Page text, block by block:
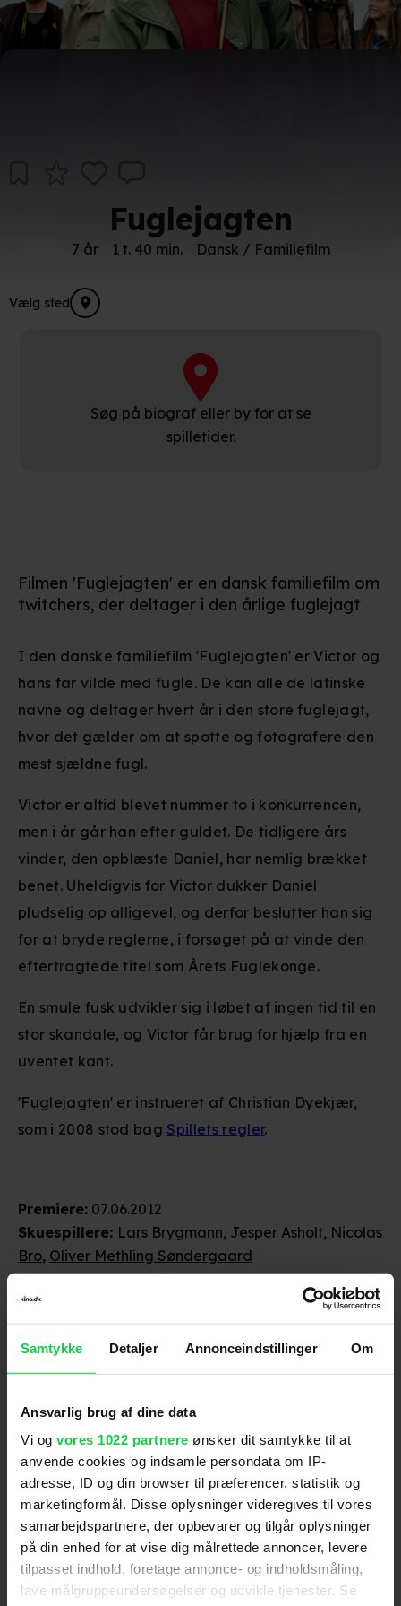
Samtykke Detaljer Annonceindstillinger Om
Ansvarlig brug af dine data
Vi og vores 1022 partnere ønsker dit samtykke til at
anvende cookies og indsamle persondata om IP-
adresse, ID og din browser til præferencer, statistik og
marketingformål. Disse oplysninger videregives til vores
samarbejdspartnere, der opbevarer og tilgår oplysninger
på din enhed for at vise dig målrettede annoncer, levere
tilpasset indhold, foretage annonce- og indholdsmåling,
lave målgruppeundersøgelser og udvikle tjenester. Se
Fuglejagten
7 år 1 t. 40 min. Dansk / Familiefilm
Vælg sted
Søg på biograf eller by for at se
spilletider.
Anmeldelser fra medierne
( 5)
Premiere: 07.06.2012
Skuespillere: Lars Brygmann, Jesper Asholt, Nicolas
Bro, Oliver Methling Søndergaard
Genre:Dansk / Familiefilm
Instruktion
Aldersmærke : 7 år
Distributør
SF Film
Filmen 'Fuglejagten' er en dansk familiefilm om
twitchers, der deltager i den årlige fuglejagt
I den danske familiefilm 'Fuglejagten' er Victor og
hans far vilde med fugle. De kan alle de latinske
navne og deltager hvert år i den store fuglejagt,
hvor det gælder om at spotte og fotografere den
mest sjældne fugl.
Victor er altid blevet nummer to i konkurrencen,
men i år går han efter guldet. De tidligere års
vinder, den opblæste Daniel, har nemlig brækket
benet. Uheldigvis for Victor dukker Daniel
pludselig op alligevel, og derfor beslutter han sig
for at bryde reglerne, i forsøget på at vinde den
eftertragtede titel som Årets Fuglekonge.
En smule fusk udvikler sig i løbet af ingen tid til en
stor skandale, og Victor får brug for hjælp fra en
uventet kant.
'Fuglejagten' er instrueret af Christian Dyekjær,
som i 2008 stod bag Spillets regler.